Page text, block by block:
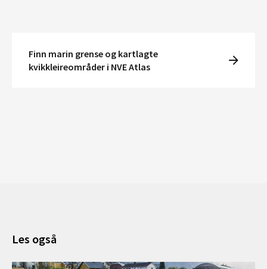
Finn marin grense og kartlagte
kvikkleireområder i NVE Atlas
Les også